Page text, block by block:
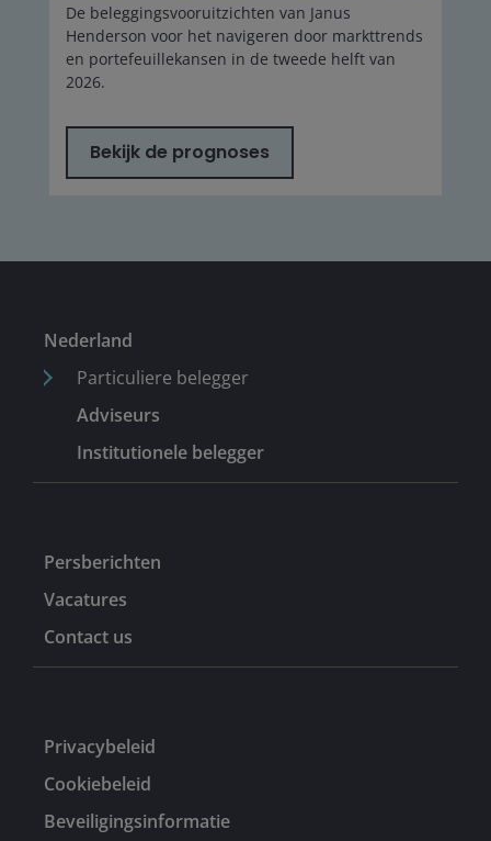
De beleggingsvooruitzichten van Janus
Henderson voor het navigeren door markttrends
en portefeuillekansen in de tweede helft van
2026.
Bekijk de prognoses
Nederland
Particuliere belegger
Adviseurs
Institutionele belegger
Persberichten
Vacatures
Contact us
Privacybeleid
Cookiebeleid
Beveiligingsinformatie